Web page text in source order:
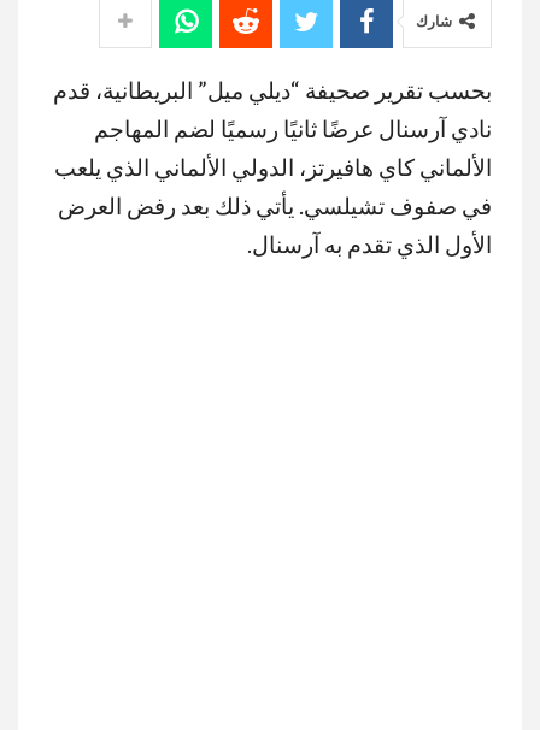
شارك
بحسب تقرير صحيفة “ديلي ميل” البريطانية، قدم
نادي آرسنال عرضًا ثانيًا رسميًا لضم المهاجم
الألماني كاي هافيرتز، الدولي الألماني الذي يلعب
في صفوف تشيلسي. يأتي ذلك بعد رفض العرض
الأول الذي تقدم به آرسنال.